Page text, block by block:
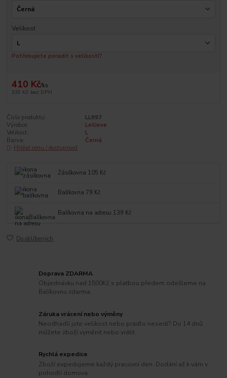
Velikost
Potřebujete poradit s velikostí?
410 Kč/ks
339 Kč bez DPH
Číslo produktu:
LL997
Výrobce:
Leilieve
Velikost:
L
Barva:
Černá
Hlídat cenu / dostupnost
Zásilkovna 105 Kč
Balíkovna 79 Kč
Balíkovna na adresu 139 Kč
Do oblíbených
Doprava ZDARMA
Objednávku nad 1500Kč s platbou předem odešleme na
Balíkovnu zdarma.
Záruka vrácení nebo výměny
Neodhadli jste velikost nebo prádlo nesedí? Do 14 dnů
můžete zboží vyměnit nebo vrátit.
Rychlá expedice
Zboží expedujeme každý pracovní den. Dodání až k vám v
pohodlí domova.